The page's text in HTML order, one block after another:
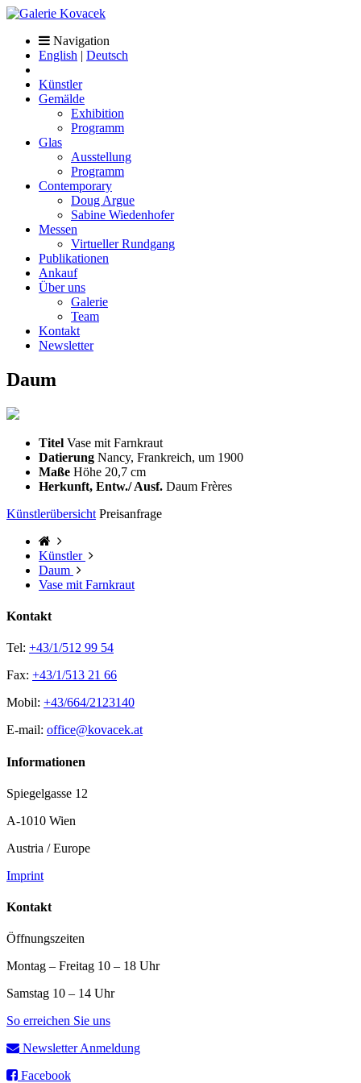
Navigation
English | Deutsch
Künstler
Gemälde
Exhibition
Programm
Glas
Ausstellung
Programm
Contemporary
Doug Argue
Sabine Wiedenhofer
Messen
Virtueller Rundgang
Publikationen
Ankauf
Über uns
Galerie
Team
Kontakt
Newsletter
Daum
Titel Vase mit Farnkraut
Datierung Nancy, Frankreich, um 1900
Maße Höhe 20,7 cm
Herkunft, Entw./ Ausf. Daum Frères
Künstlerübersicht Preisanfrage
Künstler
Daum
Vase mit Farnkraut
Kontakt
Tel: +43/1/512 99 54
Fax: +43/1/513 21 66
Mobil: +43/664/2123140
E-mail: office@kovacek.at
Informationen
Spiegelgasse 12
A-1010 Wien
Austria / Europe
Imprint
Kontakt
Öffnungszeiten
Montag – Freitag 10 – 18 Uhr
Samstag 10 – 14 Uhr
So erreichen Sie uns
Newsletter Anmeldung
Facebook